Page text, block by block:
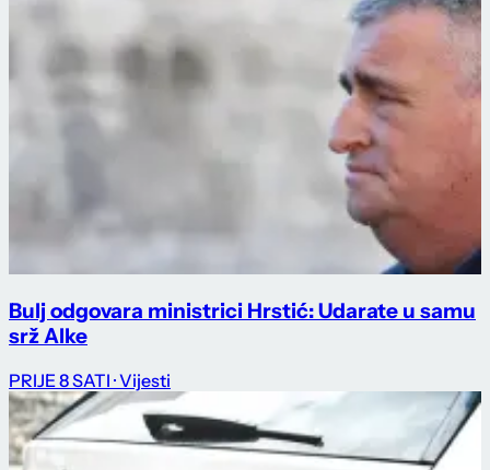
Bulj odgovara ministrici Hrstić: Udarate u samu
srž Alke
PRIJE 8 SATI · Vijesti